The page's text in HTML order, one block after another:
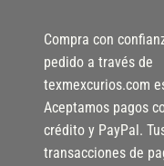
Compra con
pedido a través de
texmexcurios.com
Aceptamos pagos
crédito y PayPal.
transacciones de